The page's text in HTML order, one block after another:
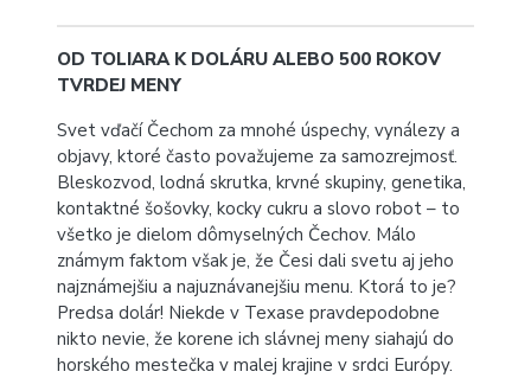
OD TOLIARA K DOLÁRU ALEBO 500 ROKOV
TVRDEJ MENY
Svet vďačí Čechom za mnohé úspechy, vynálezy a
objavy, ktoré často považujeme za samozrejmosť.
Bleskozvod, lodná skrutka, krvné skupiny, genetika,
kontaktné šošovky, kocky cukru a slovo robot – to
všetko je dielom dômyselných Čechov. Málo
známym faktom však je, že Česi dali svetu aj jeho
najznámejšiu a najuznávanejšiu menu. Ktorá to je?
Predsa dolár! Niekde v Texase pravdepodobne
nikto nevie, že korene ich slávnej meny siahajú do
horského mestečka v malej krajine v srdci Európy.